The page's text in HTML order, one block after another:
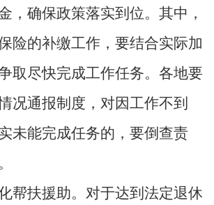
，确保政策落实到位。其中，
险的补缴工作，要结合实际加
取尽快完成工作任务。各地要
况通报制度，对因工作不到
未能完成任务的，要倒查责
扶援助。对于达到法定退休